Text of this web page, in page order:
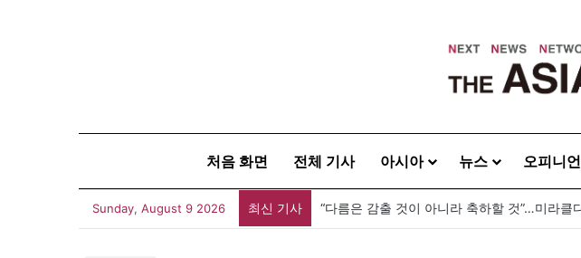
처음 화면 전체 기사 아시아 뉴스 오피니언
Sunday, August 9 2026 최신 기사